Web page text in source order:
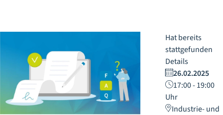
Hat bereits
stattgefunden
Details
26.02.2025
17:00 - 19:00
Uhr
Industrie- und